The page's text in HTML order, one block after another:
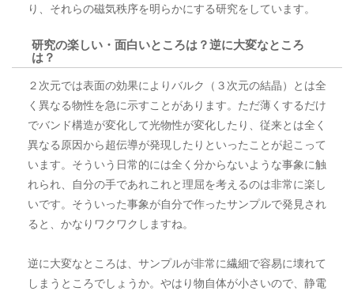
り、それらの磁気秩序を明らかにする研究をしています。
研究の楽しい・面白いところは？逆に大変なところ
は？
２次元では表面の効果によりバルク（３次元の結晶）とは全
く異なる物性を急に示すことがあります。ただ薄くするだけ
でバンド構造が変化して光物性が変化したり、従来とは全く
異なる原因から超伝導が発現したりといったことが起こって
います。そういう日常的には全く分からないような事象に触
れられ、自分の手であれこれと理屈を考えるのは非常に楽し
いです。そういった事象が自分で作ったサンプルで発見され
ると、かなりワクワクしますね。
逆に大変なところは、サンプルが非常に繊細で容易に壊れて
しまうところでしょうか。やはり物自体が小さいので、静電